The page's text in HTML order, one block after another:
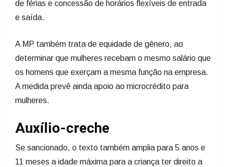
de férias e concessão de horários flexíveis de entrada
e saída.
A MP também trata de equidade de gênero, ao
determinar que mulheres recebam o mesmo salário que
os homens que exerçam a mesma função na empresa.
A medida prevê ainda apoio ao microcrédito para
mulheres.
Auxílio-creche
Se sancionado, o texto também amplia para 5 anos e
11 meses a idade máxima para a criança ter direito a